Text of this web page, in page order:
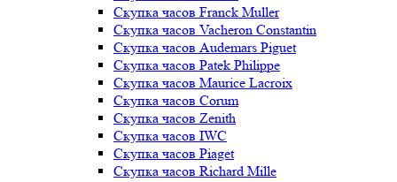
Скупка часов Franck Muller
Скупка часов Vacheron Constantin
Скупка часов Audemars Piguet
Скупка часов Patek Philippe
Скупка часов Maurice Lacroix
Скупка часов Corum
Скупка часов Zenith
Скупка часов IWC
Скупка часов Piaget
Скупка часов Richard Mille